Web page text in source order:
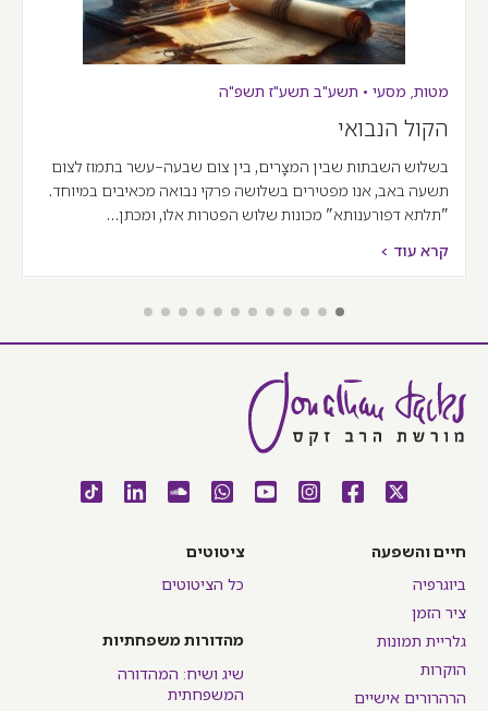
מטות, מסעי • תשע"ב תשע"ז תשפ"ה
הקול הנבואי
בשלוש השבתות שבין המצָרים, בין צום שבעה-עשר בתמוז לצום
תשעה באב, אנו מפטירים בשלושה פרקי נבואה מכאיבים במיוחד.
"תלתא דפורענותא" מכונות שלוש הפטרות אלו, ומכתן…
קרא עוד >
חיים והשפעה
ביוגרפיה
ציר הזמן
גלריית תמונות
הוקרות
הרהרורים אישיים
ציטוטים
כל הציטוטים
מהדורות משפחתיות
שיג ושיח: המהדורה
המשפחתית